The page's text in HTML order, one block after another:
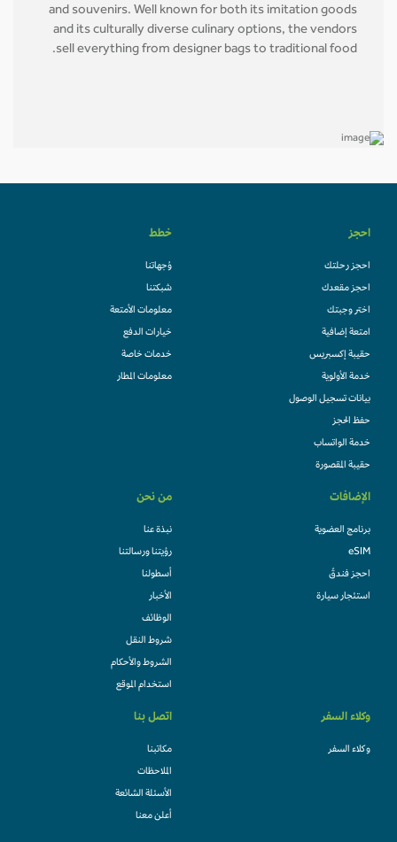
and souvenirs. Well known for both its imitation goods
and its culturally diverse culinary options, the vendors
sell everything from designer bags to traditional food.
احجز
احجز رحلتك
احجز مقعدك
اختر وجبتك
امتعة إضافية
حقيبة إكسبريس
خدمة الأولوية
بيانات تسجيل الوصول
حفظ الحجز
خدمة الواتساب
حقيبة المقصورة
خطط
وُجهاتنا
شبكتنا
معلومات الأمتعة
خيارات الدفع
خدمات خاصة
معلومات المطار
الإضافات
برنامج العضوية
eSIM
احجز فندقً
استئجار سيارة
من نحن
نبذة عنا
رؤيتنا ورسالتنا
أسطولنا
الأخبار
الوظائف
شروط النقل
الشروط والأحكام
استخدام الموقع
وكلاء السفر
وكلاء السفر
اتصل بنا
مكاتبنا
الملاحظات
الأسئلة الشائعة
أعلن معنا